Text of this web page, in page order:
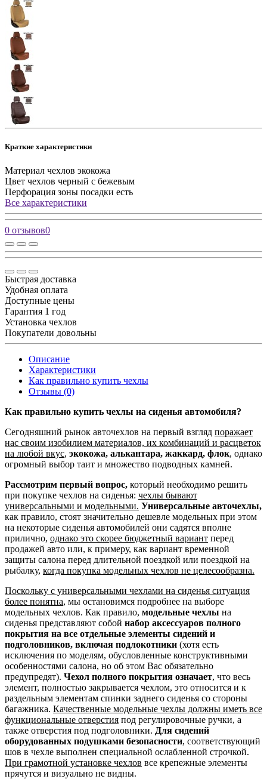
Краткие характеристики
Материал чехлов экокожа
Цвет чехлов черный с бежевым
Перфорация зоны посадки есть
Все характеристики
0 отзывов0
Быстрая доставка
Удобная оплата
Доступные цены
Гарантия 1 год
Установка чехлов
Покупатели довольны
Описание
Характеристики
Как правильно купить чехлы
Отзывы (0)
Как правильно купить чехлы на сиденья автомобиля?
Сегодняшний рынок авточехлов на первый взгляд поражает
нас своим изобилием материалов, их комбинаций и расцветок
на любой вкус, экокожа, алькантара, жаккард, флок, однако
огромный выбор таит и множество подводных камней.
Рассмотрим первый вопрос, который необходимо решить
при покупке чехлов на сиденья: чехлы бывают
универсальными и модельными. Универсальные авточехлы,
как правило, стоят значительно дешевле модельных при этом
на некоторые сиденья автомобилей они садятся вполне
прилично, однако это скорее бюджетный вариант перед
продажей авто или, к примеру, как вариант временной
защиты салона перед длительной поездкой или поездкой на
рыбалку, когда покупка модельных чехлов не целесообразна.
Поскольку с универсальными чехлами на сиденья ситуация
более понятна, мы остановимся подробнее на выборе
модельных чехлов. Как правило, модельные чехлы на
сиденья представляют собой набор аксессуаров полного
покрытия на все отдельные элементы сидений и
подголовников, включая подлокотники (хотя есть
исключения по моделям, обусловленные конструктивными
особенностями салона, но об этом Вас обязательно
предупредят). Чехол полного покрытия означает, что весь
элемент, полностью закрывается чехлом, это относится и к
раздельным элементам спинки заднего сиденья со стороны
багажника. Качественные модельные чехлы должны иметь все
функциональные отверстия под регулировочные ручки, а
также отверстия под подголовники. Для сидений
оборудованных подушками безопасности, соответствующий
шов в чехле выполнен специальной ослабленной строчкой.
При грамотной установке чехлов все крепежные элементы
прячутся и визуально не видны.